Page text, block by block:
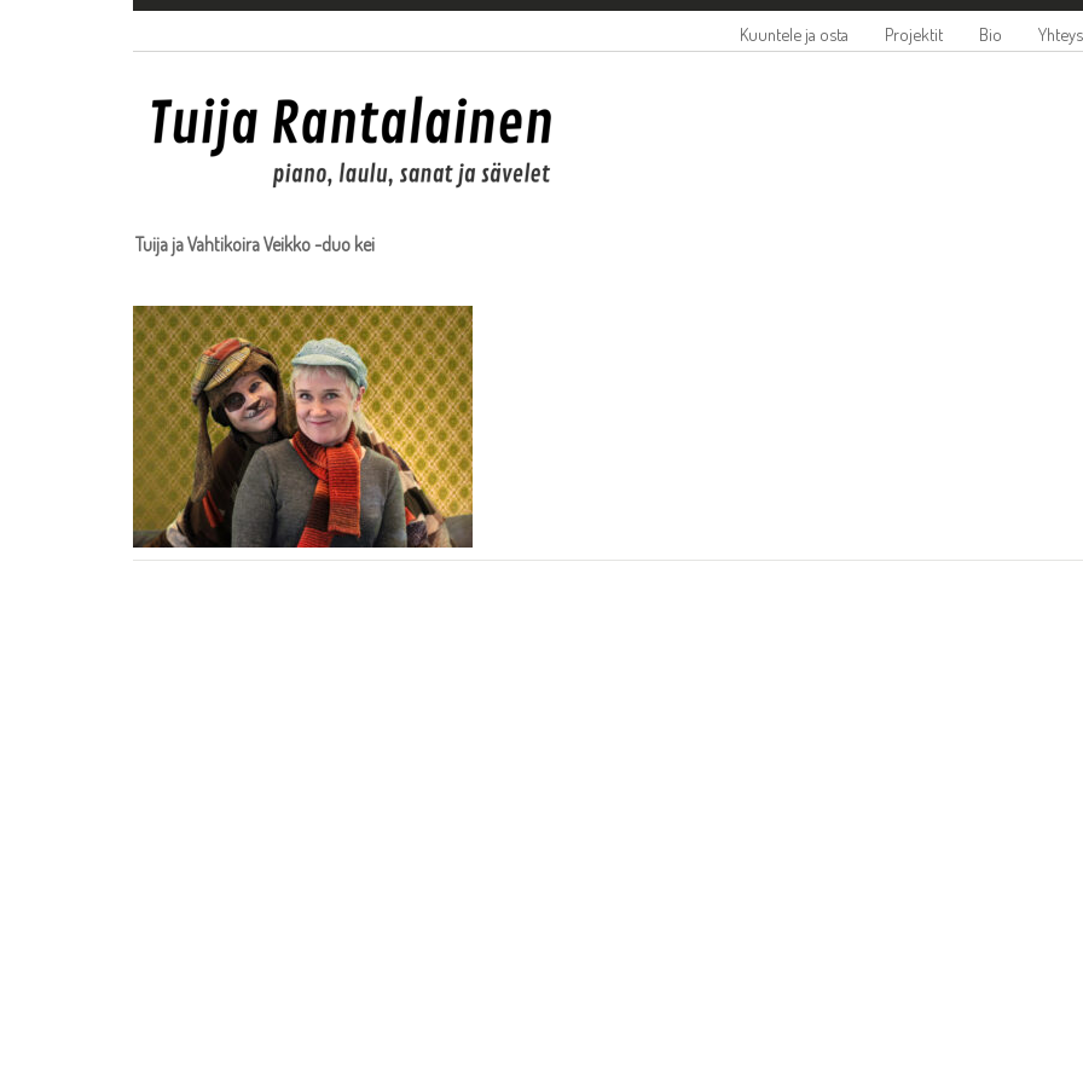
Kuuntele ja osta Projektit Bio
Tuija ja Vahtikoira Veikko -duo kei